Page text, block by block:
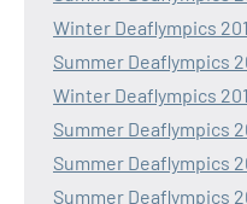
Winter Deaflympics
Summer Deaflympics
Winter Deaflympics
Summer Deaflympics
Summer Deaflympics
Summer Deaflympics